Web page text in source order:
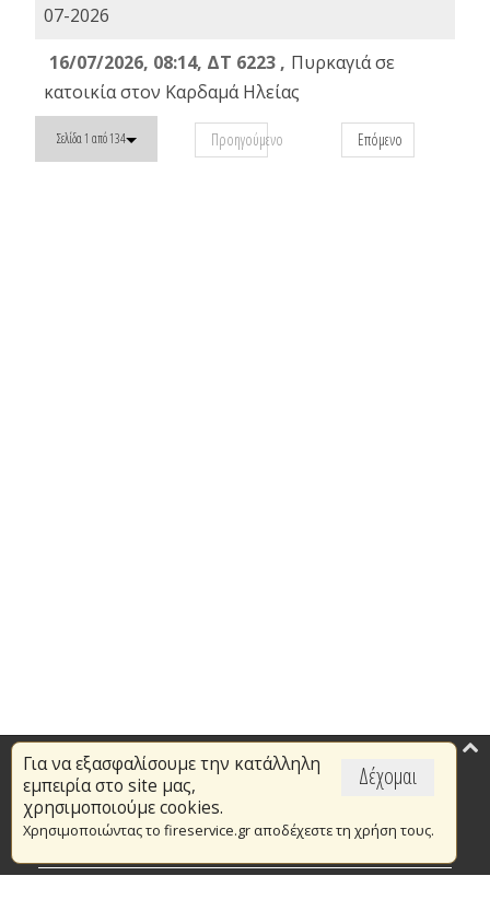
07-2026
16/07/2026, 08:14, ΔΤ 6223 , Πυρκαγιά σε
κατοικία στον Καρδαμά Ηλείας
Σελίδα 1 από 134 Προηγούμενο Επόμενο
Δέχομαι
Για να εξασφαλίσουμε την κατάλληλη
εμπειρία στο site μας,
χρησιμοποιούμε cookies.
Χρησιμοποιώντας το fireservice.gr αποδέχεστε τη χρήση τους.
Επικαιρότητα
Το Πυροσβεστικό Σώμα